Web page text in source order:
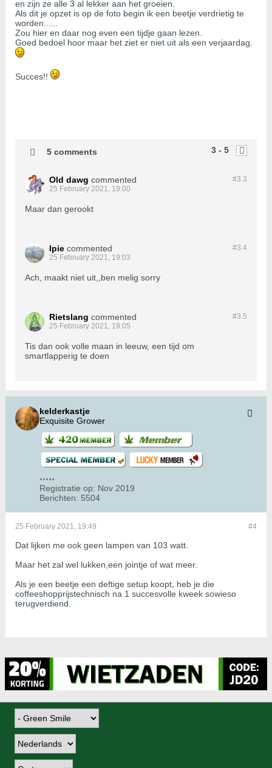
en zijn ze alle 3 al lekker aan het groeien.
Als dit je opzet is op de foto begin ik een beetje verdrietig te
worden......
Zou hier en daar nog even een tijdje gaan lezen.
Goed bedoel hoor maar het ziet er niet uit als een verjaardag.
Succes!!
3 - 5
5 comments
#3.3
Old dawg commented
25 February 2021, 19:00
Maar dan gerookt
#3.4
Ipie commented
25 February 2021, 19:03
Ach, maakt niet uit,,ben melig sorry
#3.5
Rietslang commented
25 February 2021, 19:05
Tis dan ook volle maan in leeuw, een tijd om
smartlapperig te doen
kelderkastje
Exquisite Grower
Registratie op: Nov 2019
Berichten: 5504
#4
25 February 2021, 19:49
Dat lijken me ook geen lampen van 103 watt.
Maar het zal wel lukken,een jointje of wat meer.
Als je een beetje een deftige setup koopt, heb je die
coffeeshopprijstechnisch na 1 succesvolle kweek sowieso
terugverdiend.